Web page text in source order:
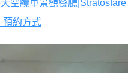
空纜車景觀餐廳|Stratosfare
預約方式